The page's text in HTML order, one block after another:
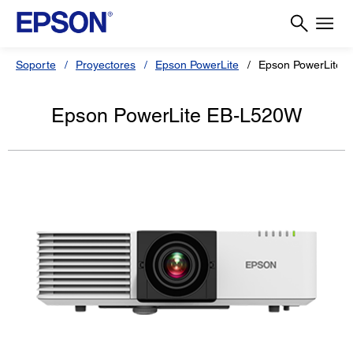
Soporte Proyectores Epson PowerLite Epson PowerLite
Epson PowerLite EB-L520W